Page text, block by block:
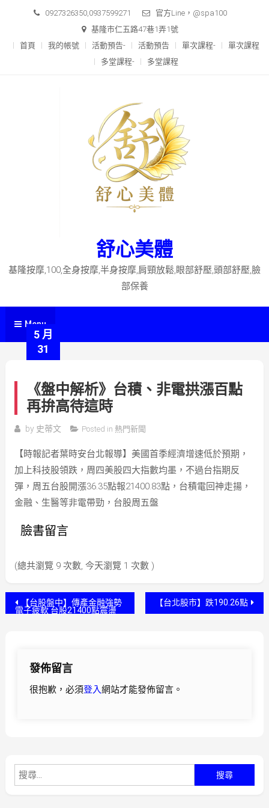
content
0927326350,0937599271
官方Line，@spa100
基隆市仁五路47巷1弄1號
首頁
我的帳號 活動預告- 活動預告 單次課程-
單次課程
多堂課程-
多堂課程
舒心美體
基隆按摩,100,全身按摩,半身按摩,肩頸放鬆,眼部舒壓,頭部舒壓,臉
部保養
Menu
5 月
31
《盤中解析》台積、非電拱漲百點
再拚高待這時
by 史蒂文 Posted in 熱門新聞
【時報記者葉時安台北報導】美國首季經濟增速低於預期，
加上科技股領跌，周四美股四大指數均墨，不過台指期反
彈，周五台股開漲36.35點報21400.83點，台積電回神走揚，
金融、生醫等非電帶勁，台股周五盤
臉書留言
(總共瀏覽 9 次數, 今天瀏覽 1 次數 )
文 【台股盤中】傳產金融強勢
電子疲軟 台股21400點震盪
【台北股市】跌190.26點
發佈留言
很抱歉，必須登入網站才能發佈留言。
尋